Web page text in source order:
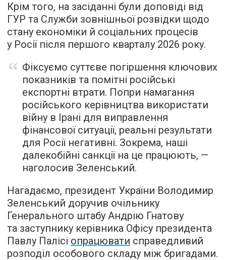
Крім того, на засіданні були доповіді від
ГУР та Служби зовнішньої розвідки щодо
стану економіки й соціальних процесів
у Росії після першого кварталу 2026 року.
Фіксуємо суттєве погіршення ключових
показників та помітні російські
експортні втрати. Попри намагання
російського керівництва використати
війну в Ірані для виправлення
фінансової ситуації, реальні результати
для Росії негативні. Зокрема, наші
далекобійні санкції на це працюють, —
наголосив Зеленський.
Нагадаємо, президент України Володимир
Зеленський доручив очільнику
Генерального штабу Андрію Гнатову
та заступнику керівника Офісу президента
Павлу Палісі опрацювати справедливий
розподіл особового складу між бригадами.